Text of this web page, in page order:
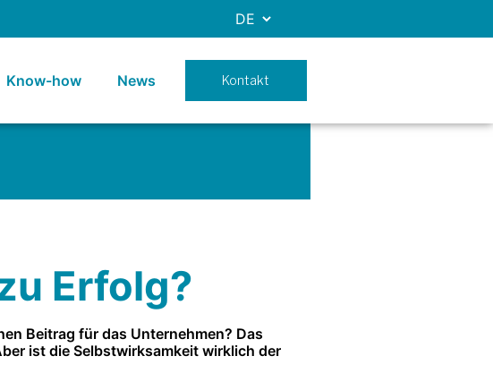
Know-how News Kontakt
Erfolg?
Beitrag für das Unternehmen? Das
ist die Selbstwirksamkeit wirklich der